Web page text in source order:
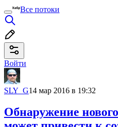
Все потоки
Войти
SLY_G14 мар 2016 в 19:32
Обнаружение